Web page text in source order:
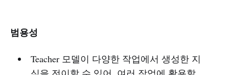
범용성
Teacher 모델이 다양한 작업에서 생성한 지